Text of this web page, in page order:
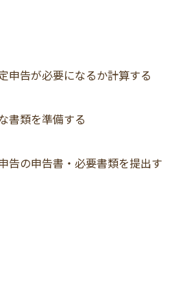
告が必要になるか計算する
書類を準備する
告の申告書・必要書類を提出す